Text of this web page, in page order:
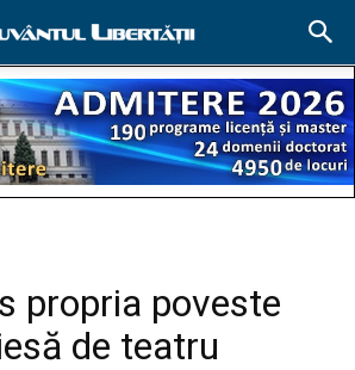
propria poveste
de teatru